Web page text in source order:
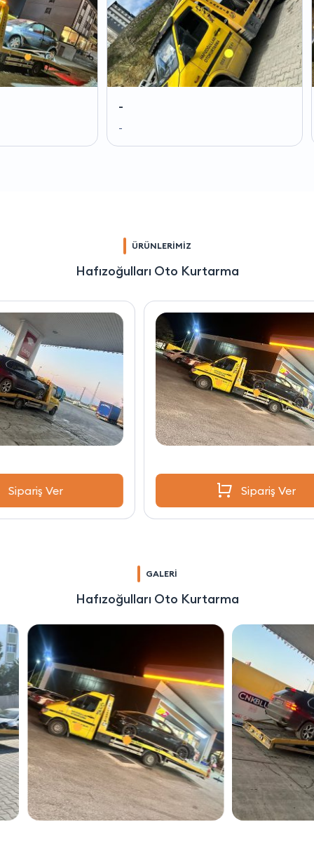
ÜRÜNLERİMİZ
Hafızoğulları Oto Kurtarma
GALERİ
Hafızoğulları Oto Kurtarma